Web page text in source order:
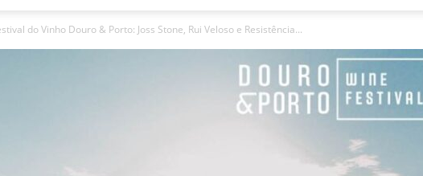
do Vinho Douro & Porto: Joss Stone, Rui Veloso e Resistência...